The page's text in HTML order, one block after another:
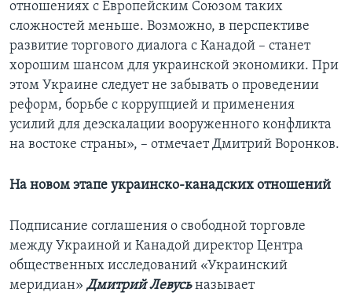
отношениях с Европейским Союзом таких
сложностей меньше. Возможно, в перспективе
развитие торгового диалога с Канадой – станет
хорошим шансом для украинской экономики. При
этом Украине следует не забывать о проведении
реформ, борьбе с коррупцией и применения
усилий для деэскалации вооруженного конфликта
на востоке страны», – отмечает Дмитрий Воронков.
На новом этапе украинско-канадских отношений
Подписание соглашения о свободной торговле
между Украиной и Канадой директор Центра
общественных исследований «Украинский
меридиан» Дмитрий Левусьназывает